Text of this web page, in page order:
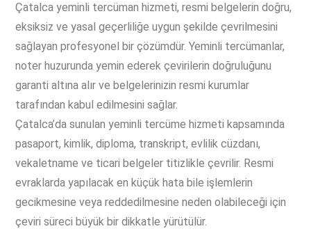
Çatalca yeminli tercüman hizmeti, resmi belgelerin doğru,
eksiksiz ve yasal geçerliliğe uygun şekilde çevrilmesini
sağlayan profesyonel bir çözümdür. Yeminli tercümanlar,
noter huzurunda yemin ederek çevirilerin doğruluğunu
garanti altına alır ve belgelerinizin resmi kurumlar
tarafından kabul edilmesini sağlar.
Çatalca’da sunulan yeminli tercüme hizmeti kapsamında
pasaport, kimlik, diploma, transkript, evlilik cüzdanı,
vekaletname ve ticari belgeler titizlikle çevrilir. Resmi
evraklarda yapılacak en küçük hata bile işlemlerin
gecikmesine veya reddedilmesine neden olabileceği için
çeviri süreci büyük bir dikkatle yürütülür.